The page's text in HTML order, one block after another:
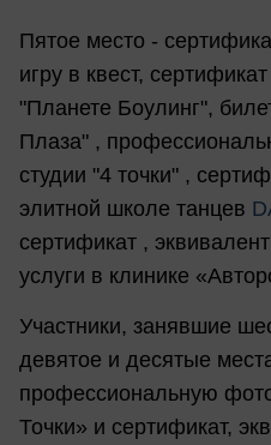
Пятое место -
игру в квест,
"Планете Боулинг",
Плаза" ,
студии "4 точки" ,
элитной школе танцев
сертификат ,
услуги в клинике
Участники, занявшие
девятое и десятые
профессиональную
Точки» и сертификат,